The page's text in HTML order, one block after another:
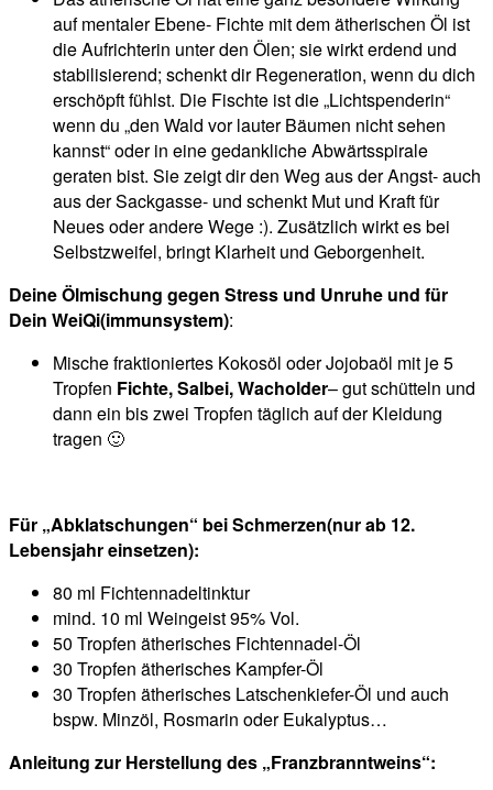
auf mentaler Ebene- Fichte mit dem ätherischen Öl ist
die Aufrichterin unter den Ölen; sie wirkt erdend und
stabilisierend; schenkt dir Regeneration, wenn du dich
erschöpft fühlst. Die Fischte ist die „Lichtspenderin“
wenn du „den Wald vor lauter Bäumen nicht sehen
kannst“ oder in eine gedankliche Abwärtsspirale
geraten bist. Sie zeigt dir den Weg aus der Angst- auch
aus der Sackgasse- und schenkt Mut und Kraft für
Neues oder andere Wege :). Zusätzlich wirkt es bei
Selbstzweifel, bringt Klarheit und Geborgenheit.
Deine Ölmischung gegen Stress und Unruhe und für
Dein WeiQi(immunsystem):
Mische fraktioniertes Kokosöl oder Jojobaöl mit je 5
Tropfen Fichte, Salbei, Wacholder– gut schütteln und
dann ein bis zwei Tropfen täglich auf der Kleidung
tragen 🙂
Für „Abklatschungen“ bei Schmerzen(nur ab 12.
Lebensjahr einsetzen):
80 ml Fichtennadeltinktur
mind. 10 ml Weingeist 95% Vol.
50 Tropfen ätherisches Fichtennadel-Öl
30 Tropfen ätherisches Kampfer-Öl
30 Tropfen ätherisches Latschenkiefer-Öl und auch
bspw. Minzöl, Rosmarin oder Eukalyptus…
Anleitung zur Herstellung des „Franzbranntweins“: